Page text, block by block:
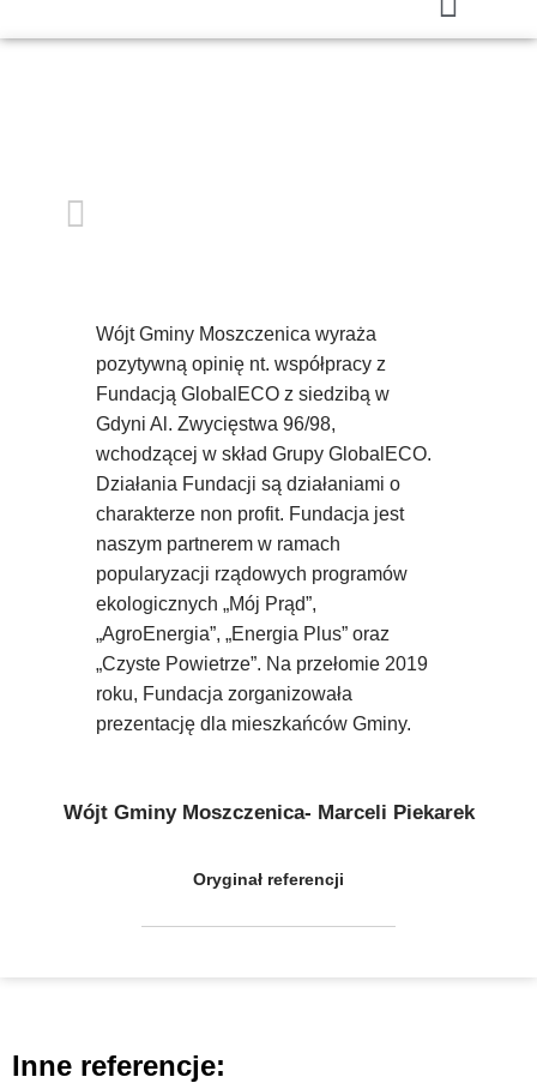
Wójt Gminy Moszczenica wyraża
pozytywną opinię nt. współpracy z
Fundacją GlobalECO z siedzibą w
Gdyni Al. Zwycięstwa 96/98,
wchodzącej w skład Grupy GlobalECO.
Działania Fundacji są działaniami o
charakterze non profit. Fundacja jest
naszym partnerem w ramach
popularyzacji rządowych programów
ekologicznych „Mój Prąd”,
„AgroEnergia”, „Energia Plus” oraz
„Czyste Powietrze”. Na przełomie 2019
roku, Fundacja zorganizowała
prezentację dla mieszkańców Gminy.
Wójt Gminy Moszczenica- Marceli Piekarek
Oryginał referencji
Inne referencje: